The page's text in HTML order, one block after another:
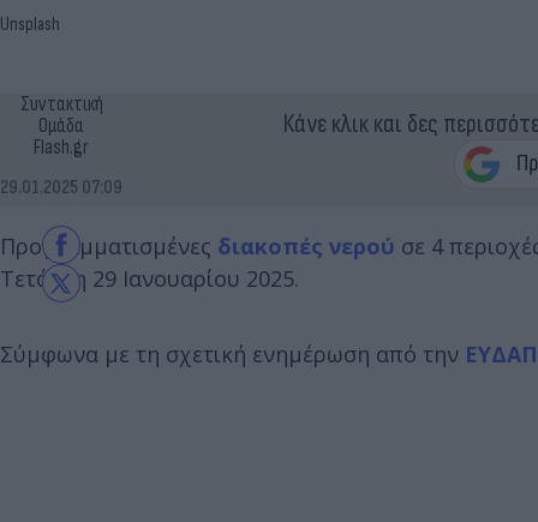
Unsplash
Συντακτική
Ομάδα
Flash.gr
29.01.2025 07:09
Κάνε κλικ και δες
Προγραμματισμένες διακοπές νερού σε 4
Τετάρτη 29 Ιανουαρίου 2025.
Σύμφωνα με τη σχετική ενημέρωση από την ΕΥΔΑΠ